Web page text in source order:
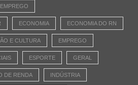
ECONOMIA ECONOMIA DO RN
E CULTURA EMPREGO
ESPORTE GERAL
DE RENDA INDÚSTRIA